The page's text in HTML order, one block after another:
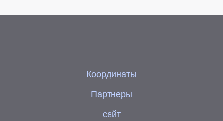
Координаты
Партнеры
сайт